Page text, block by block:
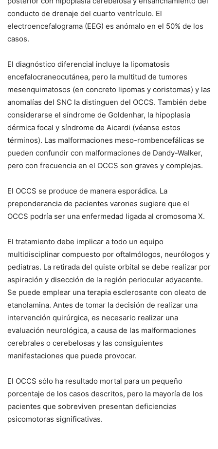
conducto de drenaje del cuarto ventrículo. El
electroencefalograma (EEG) es anómalo en el 50% de los
casos.
El diagnóstico diferencial incluye la lipomatosis
encefalocraneocutánea, pero la multitud de tumores
mesenquimatosos (en concreto lipomas y coristomas) y las
anomalías del SNC la distinguen del OCCS. También debe
considerarse el síndrome de Goldenhar, la hipoplasia
dérmica focal y síndrome de Aicardi (véanse estos
términos). Las malformaciones meso-rombencefálicas se
pueden confundir con malformaciones de Dandy-Walker,
pero con frecuencia en el OCCS son graves y complejas.
El OCCS se produce de manera esporádica. La
preponderancia de pacientes varones sugiere que el
OCCS podría ser una enfermedad ligada al cromosoma X.
El tratamiento debe implicar a todo un equipo
multidisciplinar compuesto por oftalmólogos, neurólogos y
pediatras. La retirada del quiste orbital se debe realizar por
aspiración y disección de la región periocular adyacente.
Se puede emplear una terapia esclerosante con oleato de
etanolamina. Antes de tomar la decisión de realizar una
intervención quirúrgica, es necesario realizar una
evaluación neurológica, a causa de las malformaciones
cerebrales o cerebelosas y las consiguientes
manifestaciones que puede provocar.
El OCCS sólo ha resultado mortal para un pequeño
porcentaje de los casos descritos, pero la mayoría de los
pacientes que sobreviven presentan deficiencias
psicomotoras significativas.